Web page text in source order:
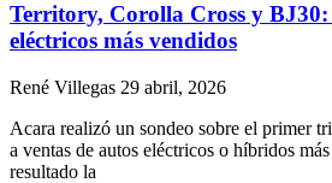
Territory, Corolla Cross y
eléctricos más vendidos
René Villegas 29 abril, 2026
Acara realizó un sondeo sobre el primer
a ventas de autos eléctricos o híbridos
resultado la